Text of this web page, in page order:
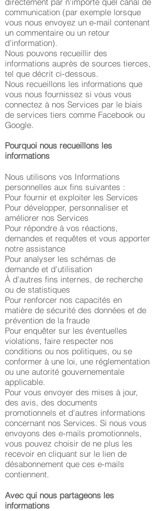
communication (par exemple lorsque
vous nous envoyez un e-mail contenant
un commentaire ou un retour
d'information).
Nous pouvons recueillir des
informations auprès de sources tierces,
tel que décrit ci-dessous.
Nous recueillons les informations que
vous nous fournissez si vous vous
connectez à nos Services par le biais
de services tiers comme Facebook ou
Google.
Pourquoi nous recueillons les
informations
Nous utilisons vos Informations
personnelles aux fins suivantes :
Pour fournir et exploiter les Services
Pour développer, personnaliser et
améliorer nos Services
Pour répondre à vos réactions,
demandes et requêtes et vous apporter
notre assistance
Pour analyser les schémas de
demande et d'utilisation
À d'autres fins internes, de recherche
ou de statistiques
Pour renforcer nos capacités en
matière de sécurité des données et de
prévention de la fraude
Pour enquêter sur les éventuelles
violations, faire respecter nos
conditions ou nos politiques, ou se
conformer à une loi, une réglementation
ou une autorité gouvernementale
applicable.
Pour vous envoyer des mises à jour,
des avis, des documents
promotionnels et d'autres informations
concernant nos Services. Si nous vous
envoyons des e-mails promotionnels,
vous pouvez choisir de ne plus les
recevoir en cliquant sur le lien de
désabonnement que ces e-mails
contiennent.
Avec qui nous partageons les
informations